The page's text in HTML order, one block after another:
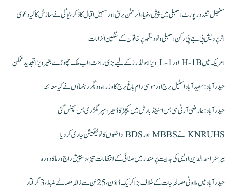
سنبھل تشدد رپورٹ اسمبلی میں پیش، ضیاء الرحمٰن برق اور سہیل اقبال کا ذکر، یوگی نے سازش کا کیا دعویٰ
اتر پردیش بی جے پی رکن اسمبلی ونود سنگھ پر خاتون کے سنگین الزامات
امریکہ میں H-1B اور L-1 ویزا ہولڈرز کے لیے بڑی راحت، اب ملک چھوڑے بغیر ویزا تجدید ممکن
حیدرآباد: سعیدآباد اسٹیل برج اور موسیٰ رام باغ برج کا وزراء و دیگر رہنماؤں نے کیا معائنہ
حیدرآباد: عارضی آر ٹی سی بس اسٹینڈ بارش میں کیچڑ کا ڈھیر، سپر لگژری بس پھنس گئی
KNRUHS نے MBBS اور BDS داخلوں کا نوٹیفکیشن جاری کر دیا
بیرسٹر اسدالدین اویسی کی ہدایت پر مندر میں صفائی کے انتظامات تیز، دیپیش راج ورما کا دورہ
حیدرآباد میں ملاوٹی مصالحہ جات کے خلاف بڑا کریک ڈاؤن، 25 ٹن سے زائد مصالحے ضبط، 3 گرفتار